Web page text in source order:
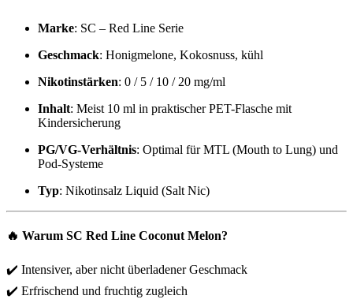
Marke: SC – Red Line Serie
Geschmack: Honigmelone, Kokosnuss, kühl
Nikotinstärken: 0 / 5 / 10 / 20 mg/ml
Inhalt: Meist 10 ml in praktischer PET-Flasche mit
Kindersicherung
PG/VG-Verhältnis: Optimal für MTL (Mouth to Lung) und
Pod-Systeme
Typ: Nikotinsalz Liquid (Salt Nic)
🔥 Warum SC Red Line Coconut Melon?
✔️ Intensiver, aber nicht überladener Geschmack
✔️ Erfrischend und fruchtig zugleich